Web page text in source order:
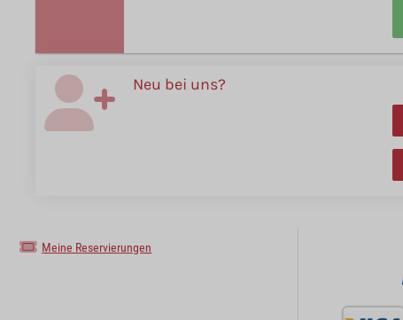
Neu bei uns?
Meine Reservierungen